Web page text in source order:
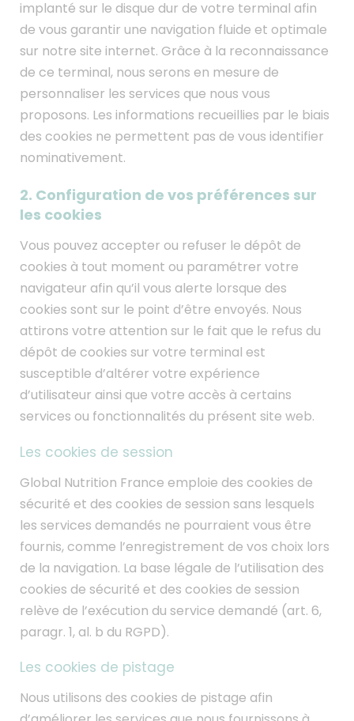
implanté sur le disque dur de votre terminal afin
de vous garantir une navigation fluide et optimale
sur notre site internet. Grâce à la reconnaissance
de ce terminal, nous serons en mesure de
personnaliser les services que nous vous
proposons. Les informations recueillies par le biais
des cookies ne permettent pas de vous identifier
nominativement.
2. Configuration de vos préférences sur
les cookies
Vous pouvez accepter ou refuser le dépôt de
cookies à tout moment ou paramétrer votre
navigateur afin qu’il vous alerte lorsque des
cookies sont sur le point d’être envoyés. Nous
attirons votre attention sur le fait que le refus du
dépôt de cookies sur votre terminal est
susceptible d’altérer votre expérience
d’utilisateur ainsi que votre accès à certains
services ou fonctionnalités du présent site web.
Les cookies de session
Global Nutrition France emploie des cookies de
sécurité et des cookies de session sans lesquels
les services demandés ne pourraient vous être
fournis, comme l’enregistrement de vos choix lors
de la navigation. La base légale de l’utilisation des
cookies de sécurité et des cookies de session
relève de l’exécution du service demandé (art. 6,
paragr. 1, al. b du RGPD).
Les cookies de pistage
Nous utilisons des cookies de pistage afin